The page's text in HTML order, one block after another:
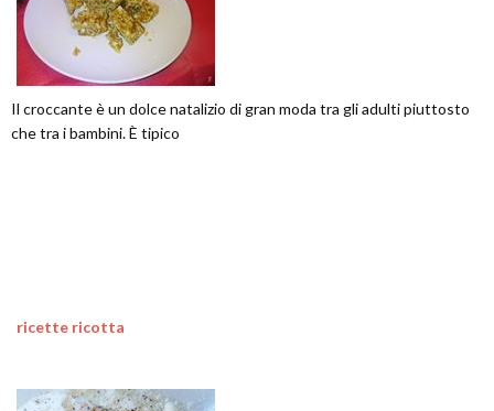
Il croccante è un dolce natalizio di gran moda tra gli adulti piuttosto
che tra i bambini. È tipico
ricette ricotta